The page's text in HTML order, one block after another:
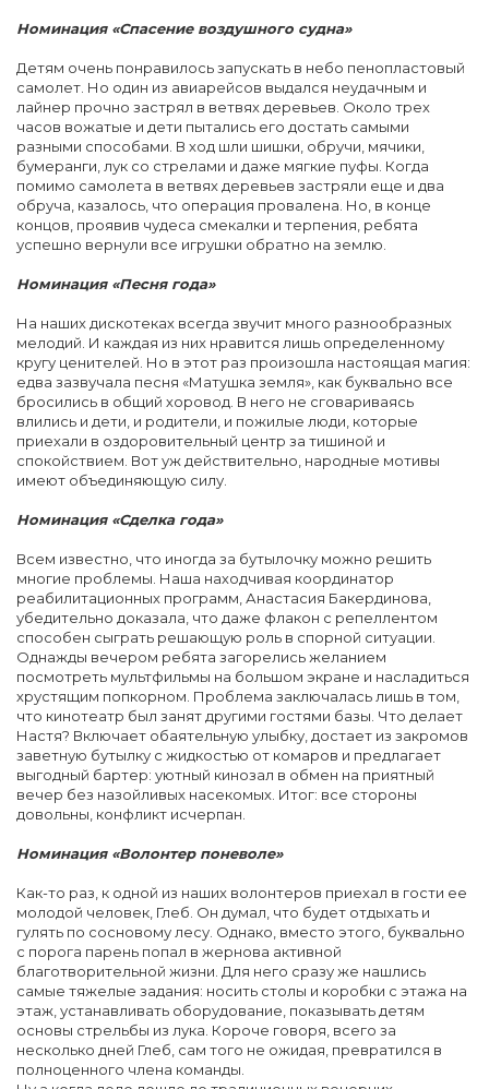
Номинация «Спасение воздушного судна»
Детям очень понравилось запускать в небо пенопластовый
самолет. Но один из авиарейсов выдался неудачным и
лайнер прочно застрял в ветвях деревьев. Около трех
часов вожатые и дети пытались его достать самыми
разными способами. В ход шли шишки, обручи, мячики,
бумеранги, лук со стрелами и даже мягкие пуфы. Когда
помимо самолета в ветвях деревьев застряли еще и два
обруча, казалось, что операция провалена. Но, в конце
концов, проявив чудеса смекалки и терпения, ребята
успешно вернули все игрушки обратно на землю.
Номинация «Песня года»
На наших дискотеках всегда звучит много разнообразных
мелодий. И каждая из них нравится лишь определенному
кругу ценителей. Но в этот раз произошла настоящая магия:
едва зазвучала песня «Матушка земля», как буквально все
бросились в общий хоровод. В него не сговариваясь
влились и дети, и родители, и пожилые люди, которые
приехали в оздоровительный центр за тишиной и
спокойствием. Вот уж действительно, народные мотивы
имеют объединяющую силу.
Номинация «Сделка года»
Всем известно, что иногда за бутылочку можно решить
многие проблемы. Наша находчивая координатор
реабилитационных программ, Анастасия Бакердинова,
убедительно доказала, что даже флакон с репеллентом
способен сыграть решающую роль в спорной ситуации.
Однажды вечером ребята загорелись желанием
посмотреть мультфильмы на большом экране и насладиться
хрустящим попкорном. Проблема заключалась лишь в том,
что кинотеатр был занят другими гостями базы. Что делает
Настя? Включает обаятельную улыбку, достает из закромов
заветную бутылку с жидкостью от комаров и предлагает
выгодный бартер: уютный кинозал в обмен на приятный
вечер без назойливых насекомых. Итог: все стороны
довольны, конфликт исчерпан.
Номинация «Волонтер поневоле»
Как-то раз, к одной из наших волонтеров приехал в гости ее
молодой человек, Глеб. Он думал, что будет отдыхать и
гулять по сосновому лесу. Однако, вместо этого, буквально
с порога парень попал в жернова активной
благотворительной жизни. Для него сразу же нашлись
самые тяжелые задания: носить столы и коробки с этажа на
этаж, устанавливать оборудование, показывать детям
основы стрельбы из лука. Короче говоря, всего за
несколько дней Глеб, сам того не ожидая, превратился в
полноценного члена команды.